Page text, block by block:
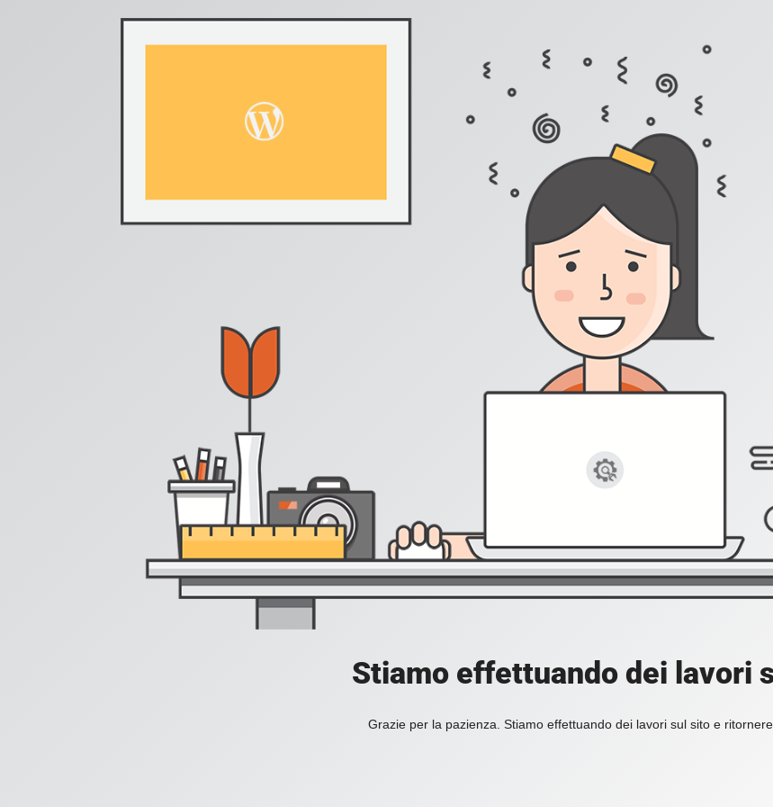
Stiamo effettuando dei lavori
Grazie per la pazienza. Stiamo effettuando dei lavori sul sito e